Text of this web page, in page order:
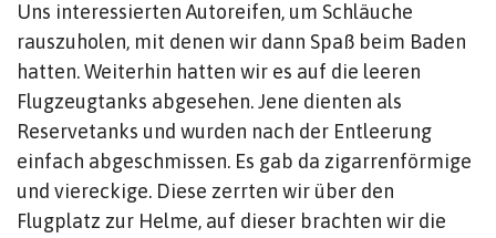
Uns interessierten Autoreifen, um Schläuche
rauszuholen, mit denen wir dann Spaß beim Baden
hatten. Weiterhin hatten wir es auf die leeren
Flugzeugtanks abgesehen. Jene dienten als
Reservetanks und wurden nach der Entleerung
einfach abgeschmissen. Es gab da zigarrenförmige
und viereckige. Diese zerrten wir über den
Flugplatz zur Helme, auf dieser brachten wir die